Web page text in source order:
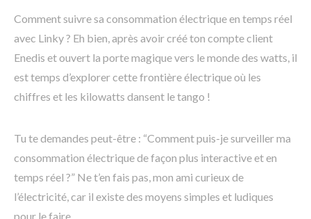
Comment suivre sa consommation électrique en temps réel
avec Linky ? Eh bien, après avoir créé ton compte client
Enedis et ouvert la porte magique vers le monde des watts, il
est temps d’explorer cette frontière électrique où les
chiffres et les kilowatts dansent le tango !
Tu te demandes peut-être : “Comment puis-je surveiller ma
consommation électrique de façon plus interactive et en
temps réel ?” Ne t’en fais pas, mon ami curieux de
l’électricité, car il existe des moyens simples et ludiques
pour le faire.